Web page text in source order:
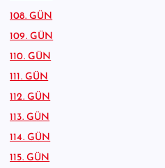
108. GÜN
109. GÜN
110. GÜN
111. GÜN
112. GÜN
113. GÜN
114. GÜN
115. GÜN